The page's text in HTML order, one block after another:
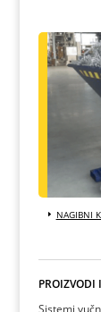
NAGIBNI
PROIZVODI